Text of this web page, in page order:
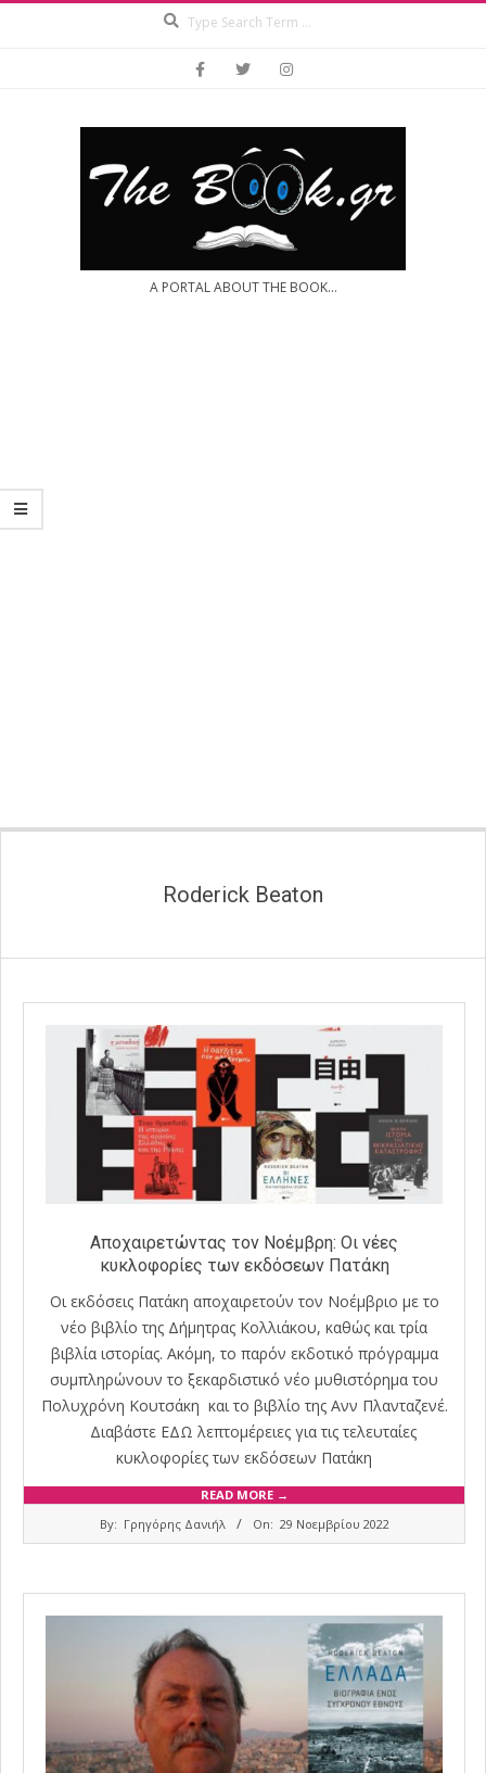
A PORTAL ABOUT THE BOOK...
Roderick Beaton
Αποχαιρετώντας τον Νοέμβρη: Οι νέες
κυκλοφορίες των εκδόσεων Πατάκη
Οι εκδόσεις Πατάκη αποχαιρετούν τον Νοέμβριο με το
νέο βιβλίο της Δήμητρας Κολλιάκου, καθώς και τρία
βιβλία ιστορίας. Ακόμη, το παρόν εκδοτικό πρόγραμμα
συμπληρώνουν το ξεκαρδιστικό νέο μυθιστόρημα του
Πολυχρόνη Κουτσάκη και το βιβλίο της Ανν Πλανταζενέ.
Διαβάστε ΕΔΩ λεπτομέρειες για τις τελευταίες
κυκλοφορίες των εκδόσεων Πατάκη
READ MORE →
By: Γρηγόρης Δανιήλ On: 29 Νοεμβρίου 2022